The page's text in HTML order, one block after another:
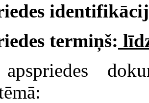
termiņš: